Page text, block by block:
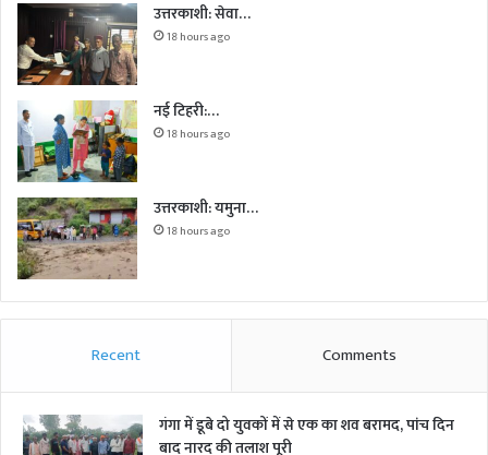
उत्तरकाशी: सेवा…
18 hours ago
नई टिहरी:…
18 hours ago
उत्तरकाशी: यमुना…
18 hours ago
Recent Comments
गंगा में डूबे दो युवकों में से एक का शव बरामद, पांच दिन
बाद नारद की तलाश पूरी